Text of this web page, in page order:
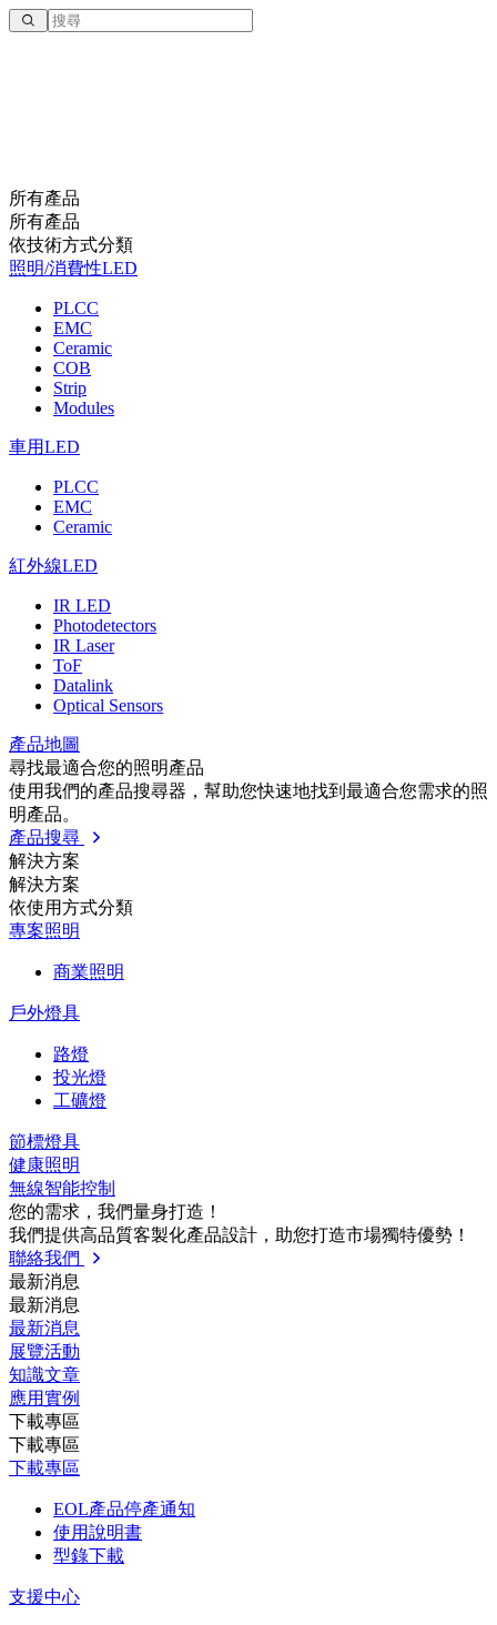
所有產品
所有產品
依技術⽅式分類
照明/消費性LED
PLCC
EMC
Ceramic
COB
Strip
Modules
車用LED
PLCC
EMC
Ceramic
紅外線LED
IR LED
Photodetectors
IR Laser
ToF
Datalink
Optical Sensors
產品地圖
尋找最適合您的照明產品
使用我們的產品搜尋器，幫助您快速地找到最適合您需求的照
明產品。
產品搜尋
解決方案
解決方案
依使⽤⽅式分類
專案照明
商業照明
戶外燈具
路燈
投光燈
工礦燈
節標燈具
健康照明
無線智能控制
您的需求，我們量⾝打造！
我們提供⾼品質客製化產品設計，助您打造市場獨特優勢！
聯絡我們
最新消息
最新消息
最新消息
展覽活動
知識⽂章
應⽤實例
下載專區
下載專區
下載專區
EOL產品停產通知
使用說明書
型錄下載
支援中心